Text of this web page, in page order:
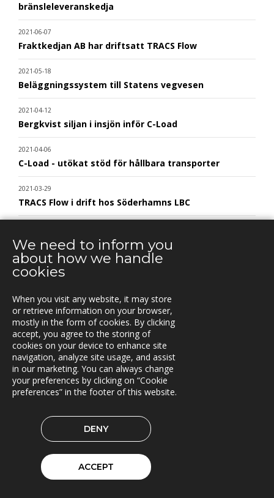
bränsleleveranskedja
2021-06-07
Fraktkedjan AB har driftsatt TRACS Flow
2021-05-18
Beläggningssystem till Statens vegvesen
2021-04-12
Bergkvist siljan i insjön inför C-Load
2021-04-06
C-Load - utökat stöd för hållbara transporter
2021-03-29
TRACS Flow i drift hos Söderhamns LBC
Kunderna nöjda med Triona
2021-03-08
2021-02-26
Webinar med RoadCloud
2021-02-24
Nya lokaler i Oslo
2021-01-29
En attraktiv arbetsgivare!
2021-01-11
Triona expanderar i Göteborg
2021-01-07
FleetControl - Transdevs IoT-plattform
We need to inform you
about how we handle
cookies
When you visit any website, it may store
or retrieve information on your browser,
mostly in the form of cookies. By clicking
accept, you agree to the storing of
cookies on your device to enhance site
navigation, analyze site usage, and assist
in our marketing. You can always change
your preferences by clicking on “Cookie
preferences” in the footer of this website.
DENY
ACCEPT